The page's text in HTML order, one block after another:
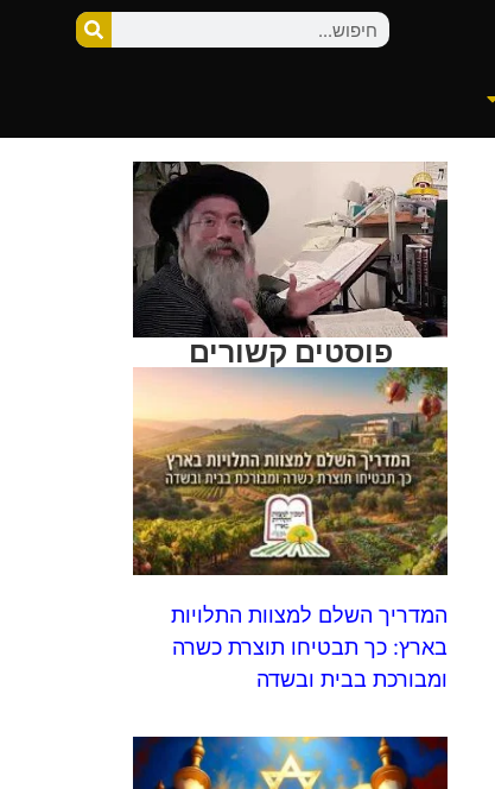
פוסטים קשורים
המדריך השלם למצוות התלויות
בארץ: כך תבטיחו תוצרת כשרה
ומבורכת בבית ובשדה